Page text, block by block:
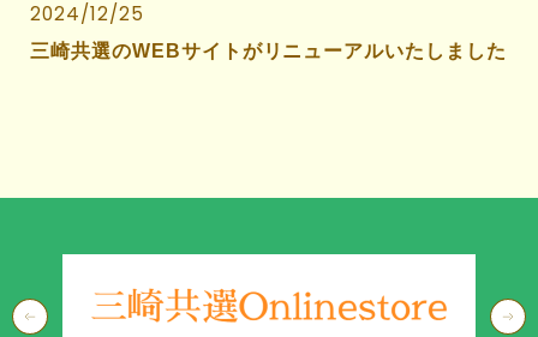
2024/12/25
三崎共選のWEBサイトがリニューアルいたしました